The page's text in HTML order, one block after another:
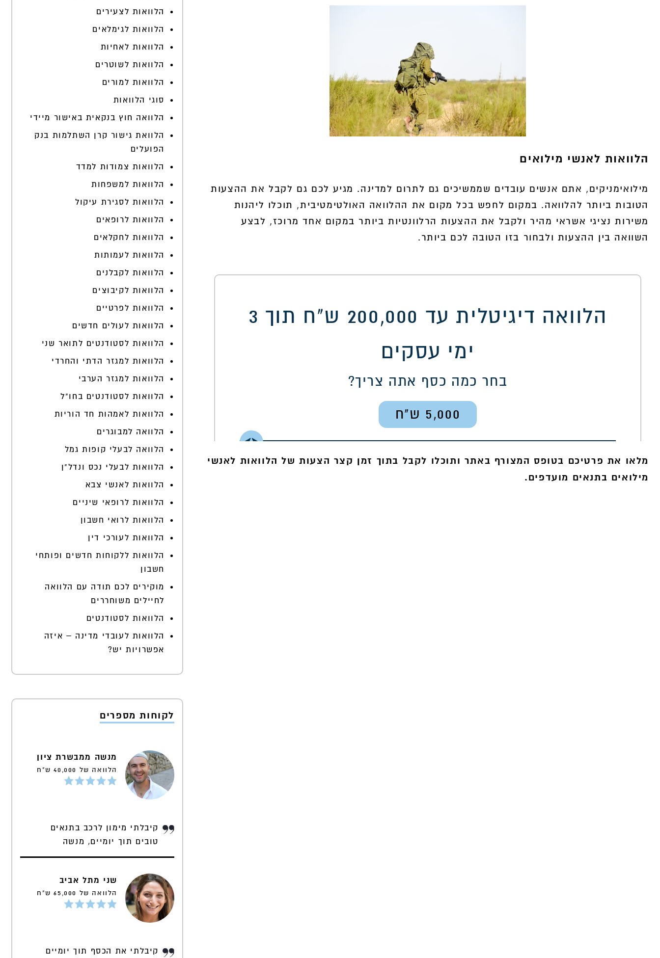
הלוואות לאנשי מילואים
מילואימניקים, אתם אנשים עובדים שממשיכים גם לתרום למדינה. מגיע לכם גם לקבל את ההצעות
הטובות ביותר להלוואה. במקום לחפש בכל מקום את ההלוואה האולטימטיבית, תוכלו ליהנות
משירות נציגי אשראי מהיר ולקבל את ההצעות הרלוונטיות ביותר במקום אחד מרוכז, לבצע
השוואה בין ההצעות ולבחור בזו הטובה לכם ביותר.
הלוואה דיגיטלית עד 200,000 ש"ח תוך 3
ימי עסקים
בחר כמה כסף אתה צריך?
5,000
מלאו את פרטיכם בטופס המצורף באתר ותוכלו לקבל בתוך זמן קצר הצעות של הלוואות לאנשי
מילואים בתנאים מועדפים.
הלוואות לצעירים
הלוואות לגימלאים
הלוואות לאחיות
הלוואות לשוטרים
הלוואות למורים
סוגי הלוואות
הלוואה חוץ בנקאית באישור מיידי
הלוואת גישור קרן השתלמות בנק
הפועלים
הלוואות צמודות למדד
הלוואות למשפחות
הלוואות לסגירת עיקול
הלוואות לרופאים
הלוואות לחקלאים
הלוואות לעמותות
הלוואות לקבלנים
הלוואות לקיבוצים
הלוואות לפרטיים
הלוואות לעולים חדשים
הלוואות לסטודנטים לתואר שני
הלוואות למגזר הדתי והחרדי
הלוואות למגזר הערבי
הלוואות לסטודנטים בחו"ל
הלוואות לאמהות חד הוריות
הלוואה למבוגרים
הלוואה לבעלי קופות גמל
הלוואות לבעלי נכס ונדל"ן
הלוואות לאנשי צבא
הלוואות לרופאי שיניים
הלוואות לרואי חשבון
הלוואות לעורכי דין
הלוואות ללקוחות חדשים ופותחי
חשבון
מוקירים לכם תודה עם הלוואה
לחיילים משוחררים
הלוואות לסטודנטים
הלוואות לעובדי מדינה – איזה
אפשרויות יש?
לקוחות מספרים
מנשה ממבשרת ציון
הלוואה של 40,000 ש"ח
קיבלתי מימון לרכב בתנאים
טובים תוך יומיים, מנשה
שני מתל אביב
הלוואה של 65,000 ש"ח
קיבלתי את הכסף תוך יומיים